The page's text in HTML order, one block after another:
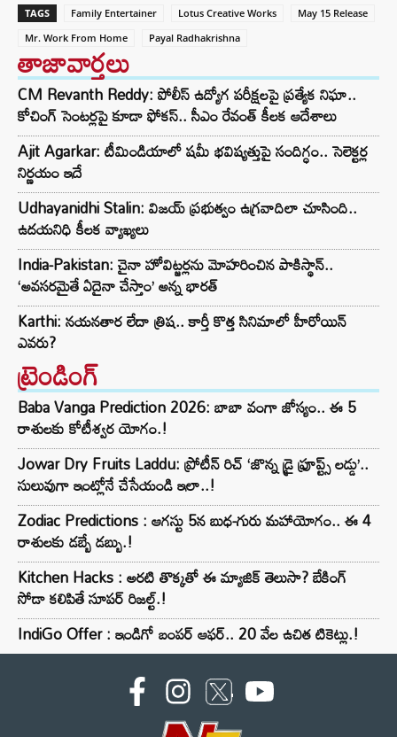
TAGS Family Entertainer Lotus Creative Works
May 15 Release
Mr. Work From Home
Payal Radhakrishna
తాజావార్తలు
CM Revanth Reddy: పోలీస్ ఉద్యోగ పరీక్షలపై ప్రత్యేక నిఘా..
కోచింగ్ సెంటర్లపై కూడా ఫోకస్.. సీఎం రేవంత్ కీలక ఆదేశాలు
Ajit Agarkar: టీమిండియాలో షమీ భవిష్యత్తుపై సందిగ్ధం.. సెలెక్టర్ల
నిర్ణయం ఇదే
Udhayanidhi Stalin: విజయ్ ప్రభుత్వం ఉగ్రవాదిలా చూసింది..
ఉదయనిధి కీలక వ్యాఖ్యలు
India-Pakistan: చైనా హోవిట్జర్లను మోహరించిన పాకిస్థాన్..
‘అవసరమైతే ఏదైనా చేస్తాం’ అన్న భారత్
Karthi: నయనతార లేదా త్రిష.. కార్తీ కొత్త సినిమాలో హీరోయిన్
ఎవరు?
ట్రెండింగ్‌
Baba Vanga Prediction 2026: బాబా వంగా జోస్యం.. ఈ 5
రాశులకు కోటీశ్వర యోగం.!
Jowar Dry Fruits Laddu: ప్రోటీన్ రిచ్ ‘జొన్న డ్రై ఫ్రూప్ట్స్ లడ్డు’..
సులువుగా ఇంట్లోనే చేసేయండి ఇలా..!
Zodiac Predictions : ఆగస్టు 5న బుధ-గురు మహాయోగం.. ఈ 4
రాశులకు డబ్బే డబ్బు.!
Kitchen Hacks : అరటి తొక్కతో ఈ మ్యాజిక్ తెలుసా? బేకింగ్
సోడా కలిపితే సూపర్ రిజల్ట్.!
IndiGo Offer : ఇండిగో బంపర్ ఆఫర్.. 20 వేల ఉచిత టికెట్లు.!